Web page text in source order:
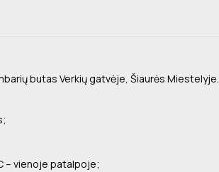
butas Verkių gatvėje, Šiaurės Miestelyje.
– vienoje patalpoje;